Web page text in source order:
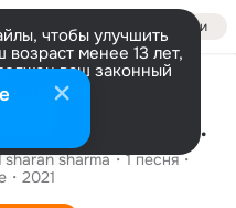
Войти
чтобы улучшить
менее 13 лет,
ваш законный
Jai Jai Radha Raman Hari
sharan sharma 1песня
2021